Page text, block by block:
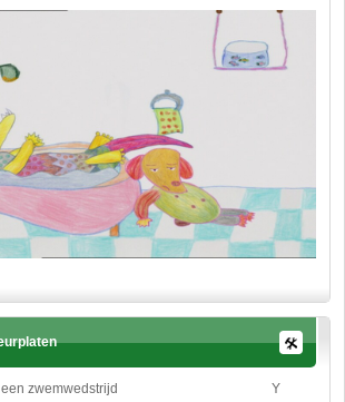
zwemwedstrijd
Y